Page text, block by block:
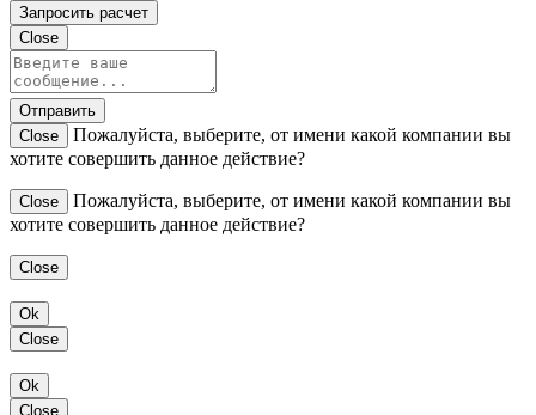
Запросить расчет
Close
Отправить
Close
Пожалуйста, выберите, от имени какой компании вы
хотите совершить данное действие?
Close
Пожалуйста, выберите, от имени какой компании вы
хотите совершить данное действие?
Close
Ok
Close
Ok
Close